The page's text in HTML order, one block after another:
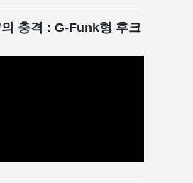
충격 : G-Funk형 후크